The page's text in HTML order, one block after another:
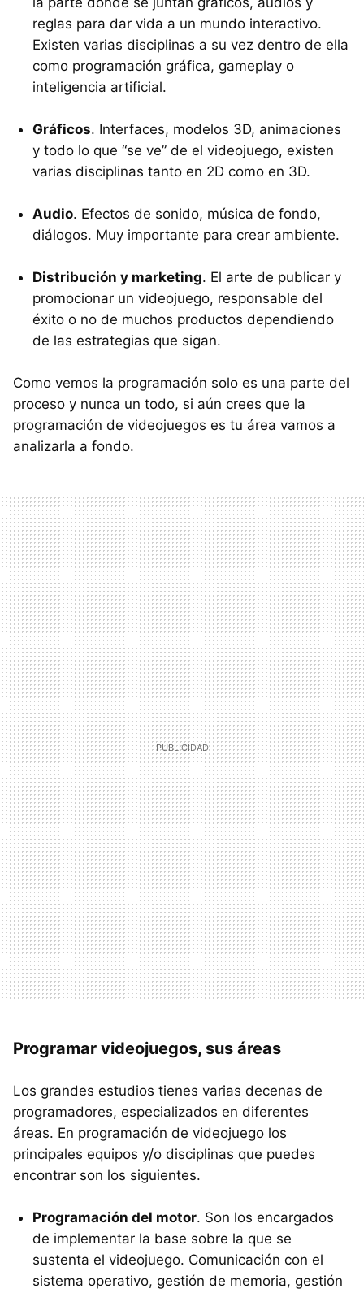
reglas para dar vida a un mundo interactivo.
Existen varias disciplinas a su vez dentro de ella
como programación gráfica, gameplay o
inteligencia artificial.
Gráficos. Interfaces, modelos 3D, animaciones
y todo lo que “se ve” de el videojuego, existen
varias disciplinas tanto en 2D como en 3D.
Audio. Efectos de sonido, música de fondo,
diálogos. Muy importante para crear ambiente.
Distribución y marketing. El arte de publicar y
promocionar un videojuego, responsable del
éxito o no de muchos productos dependiendo
de las estrategias que sigan.
Como vemos la programación solo es una parte del
proceso y nunca un todo, si aún crees que la
programación de videojuegos es tu área vamos a
analizarla a fondo.
Programar videojuegos, sus áreas
Los grandes estudios tienes varias decenas de
programadores, especializados en diferentes
áreas. En programación de videojuego los
principales equipos y/o disciplinas que puedes
encontrar son los siguientes.
Programación del motor. Son los encargados
de implementar la base sobre la que se
sustenta el videojuego. Comunicación con el
sistema operativo, gestión de memoria, gestión